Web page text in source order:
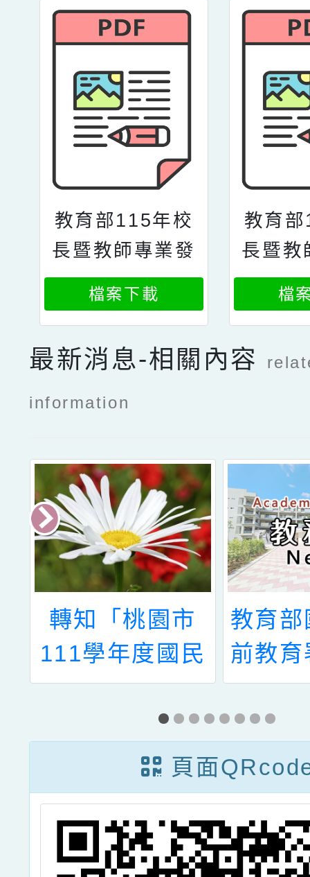
教育部115年校
長暨教師專業發
展支持平臺專業
發展資源暨專業
上說明會報名資
訊2
檔案下載
教育
長暨教
展支持
發展資
上說明
檔
最新消息-相關內容
information
轉知「桃園市
111學年度國民
中小學新住民語
文教學支援工作
人員聯合甄選」
簡章訊息
教育
前教
簡稱
請國
大學
師大
學年
立國
頁面